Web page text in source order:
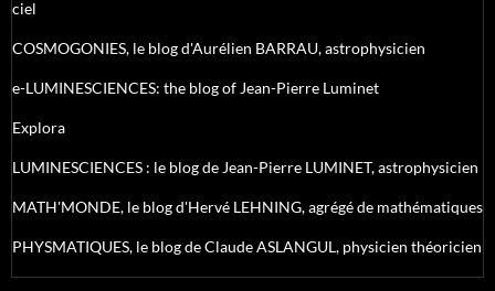
ciel
COSMOGONIES, le blog d'Aurélien BARRAU, astrophysicien
e-LUMINESCIENCES: the blog of Jean-Pierre Luminet
Explora
LUMINESCIENCES : le blog de Jean-Pierre LUMINET, astrophysicien
MATH'MONDE, le blog d'Hervé LEHNING, agrégé de mathématiques
PHYSMATIQUES, le blog de Claude ASLANGUL, physicien théoricien